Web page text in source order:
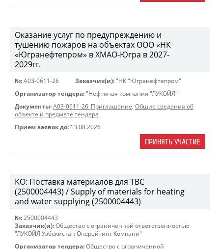
Оказание услуг по предупреждению и
тушению пожаров на объектах ООО «НК
«Югранефтепром» в ХМАО-Югра в 2027-
2029гг.
№: A03-0611-26 Заказчик(и): "НК "Югранефтепром"
Организатор тендера: "Нефтяная компания "ЛУКОЙЛ"
Документы: A03-0611-26_Приглашение, Общие сведения об
объекте и предмете тендера
Прием заявок до: 13.08.2026
ПРИНЯТЬ УЧАСТИЕ
КО: Поставка материалов для ТВС
(2500004443) / Supply of materials for heating
and water supplying (2500004443)
№: 2500004443
Заказчик(и): Общество с ограниченной ответственностью
"ЛУКОЙЛ Узбекистан Оперейтинг Компани"
Организатор тендера: Общество с ограниченной